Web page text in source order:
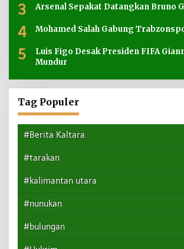
3 Arsenal Sepakat Datangkan Bruno
4 Mohamed Salah Gabung
5
Luis Figo Desak Presiden FIFA
Mundur
Tag Populer
#Berita Kaltara
#tarakan
#kalimantan utara
#nunukan
#bulungan